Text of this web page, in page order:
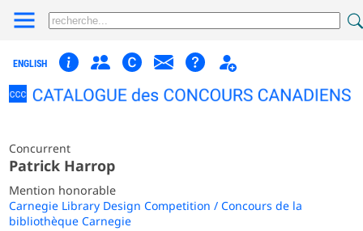
ENGLISH
Concurrent
Patrick Harrop
Mention honorable
Carnegie Library Design Competition / Concours de la
bibliothèque Carnegie